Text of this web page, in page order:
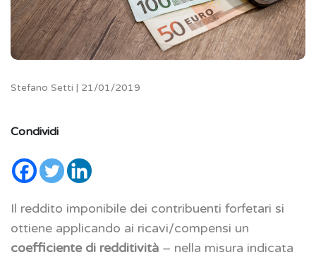
Stefano Setti | 21/01/2019
Condividi
Il reddito imponibile dei contribuenti forfetari si
ottiene applicando ai ricavi/compensi un
coefficiente di redditività – nella misura indicata